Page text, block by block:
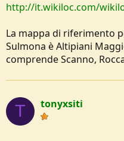
http://it.wikiloc.com/
La mappa di riferimento
Sulmona è Altipiani
comprende Scanno,
T tonyxsiti